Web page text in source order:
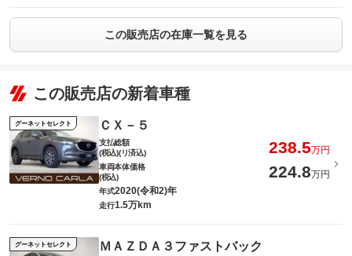
この販売店の在庫一覧を見る
この販売店の新着車種
グーネットセレクト ＣＸ－５
支払総額
(税込)(リ済込)
238.5万円
車両本体価格
(税込)
224.8万円
年式2020(令和2)年
走行1.5万km
グーネットセレクト ＭＡＺＤＡ３ファストバック